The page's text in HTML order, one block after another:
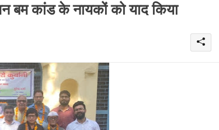
कांड के नायकों को याद किया